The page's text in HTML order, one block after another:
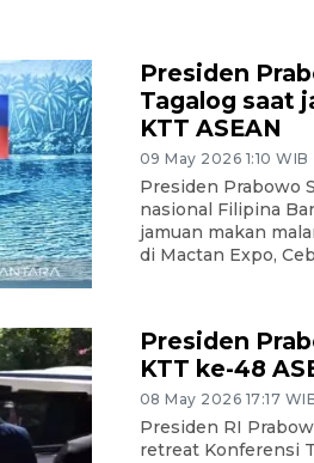
Presiden
Tagalog saat
KTT ASEAN
09 May 2026 1:10 WIB
Presiden Prabowo
nasional Filipina
jamuan makan
di Mactan Expo,
Presiden
KTT ke-48
08 May 2026 17:17
Presiden RI
retreat Konferensi